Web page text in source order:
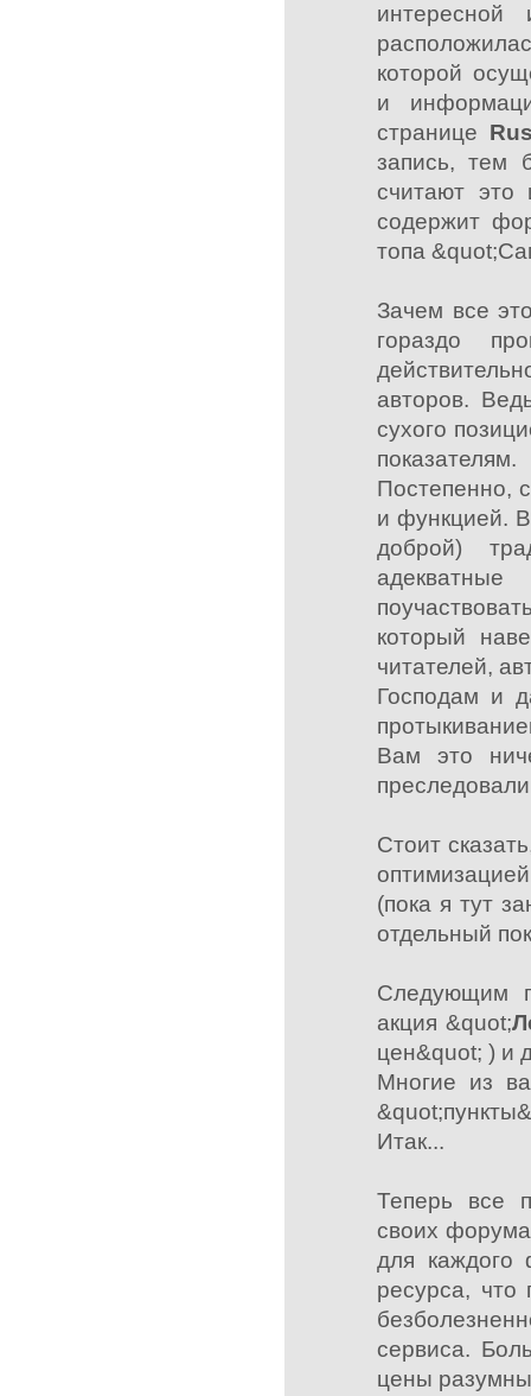
которой
и
странице
запись, тем
считают это
содержит
топа
Зачем все
гораздо
авторов.
сухого
показателям.
Постепенно,
и функцией.
доброй)
который
читателей,
Господам и
Вам это
Стоит
(пока я тут
отдельный
Следующим
акция &quot;
цен&quot; ) и
Многие из
Итак...
Теперь все
своих
для каждого
ресурса, что
сервиса.
цены